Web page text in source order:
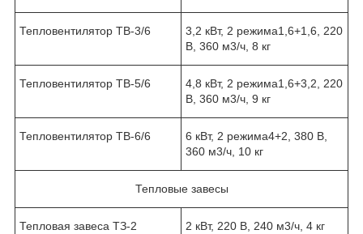
Тепловентилятор ТВ-3/6 3,2 кВт, 2 режима1,6+1,6, 220
В, 360 м3/ч, 8 кг
Тепловентилятор ТВ-5/6 4,8 кВт, 2 режима1,6+3,2, 220
В, 360 м3/ч, 9 кг
Тепловентилятор ТВ-6/6 6 кВт, 2 режима4+2, 380 В,
360 м3/ч, 10 кг
Тепловые завесы
Тепловая завеса ТЗ-2 2 кВт, 220 В, 240 м3/ч, 4 кг